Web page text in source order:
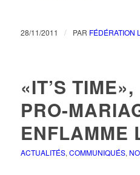
28/11/2011 / PAR FÉDÉRATION
«IT’S
PRO-
ENFLAMME
ACTUALITÉS, COMMUNIQUÉS,